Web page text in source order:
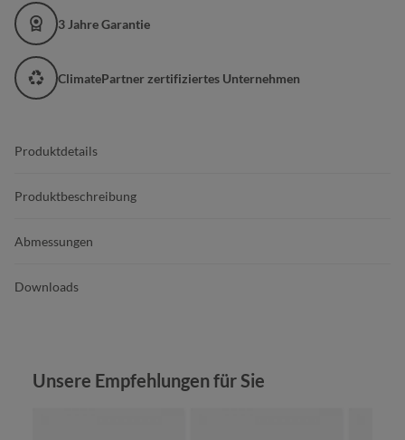
3 Jahre Garantie
ClimatePartner zertifiziertes Unternehmen
Produktdetails
Produktbeschreibung
Abmessungen
Downloads
Produktgalerie überspringen
Unsere Empfehlungen für Sie